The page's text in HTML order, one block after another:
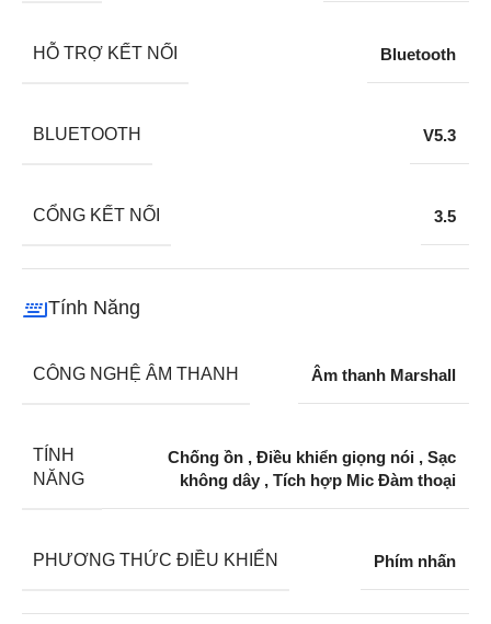
HỖ TRỢ KẾT NỐI Bluetooth
BLUETOOTH V5.3
CỔNG KẾT NỐI 3.5
Tính Năng
CÔNG NGHỆ ÂM THANH Âm thanh Marshall
TÍNH
NĂNG
Chống ồn , Điều khiển giọng nói , Sạc
không dây , Tích hợp Mic Đàm thoại
PHƯƠNG THỨC ĐIỀU KHIỂN Phím nhấn